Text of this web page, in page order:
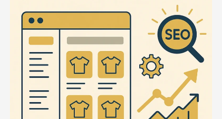
g3BEu